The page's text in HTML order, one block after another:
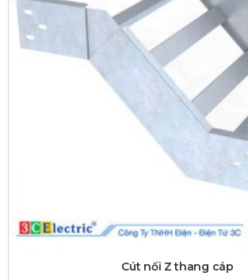
Cút nối Z thang cáp